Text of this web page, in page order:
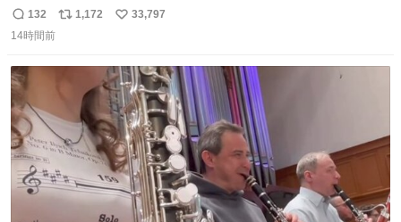
ええんかわからん。 とりあえず軒先に繋いでるけど人慣れ
してないから、スマホの通知音でビクッてなってはる。
返
信
132
リ
ト
数
1,172
い
数
33,797
14時間前